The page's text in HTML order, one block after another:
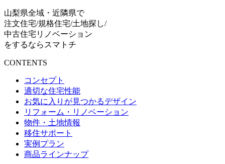
山梨県全域・近隣県で
注文住宅/規格住宅/土地探し/
中古住宅リノベーション
をするならスマトチ
CONTENTS
コンセプト
適切な住宅性能
お気に入りが見つかるデザイン
リフォーム・リノベーション
物件・土地情報
移住サポート
実例プラン
商品ラインナップ